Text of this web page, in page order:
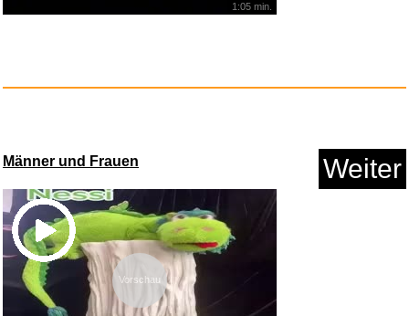
Anzeige
1:05 min.
Männer und Frauen Weiter
Vorschau